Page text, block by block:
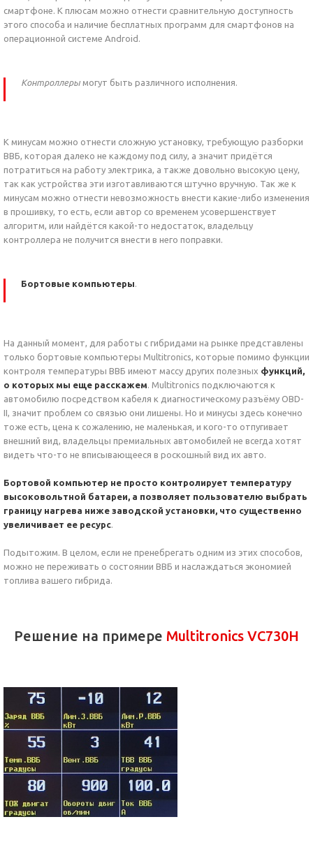
смартфоне. К плюсам можно отнести сравнительную доступность
этого способа и наличие бесплатных программ для смартфонов на
операционной системе Android.
Контроллеры могут быть различного исполнения.
К минусам можно отнести сложную установку, требующую разборки
ВВБ, которая далеко не каждому под силу, а значит придётся
потратиться на работу электрика, а также довольно высокую цену,
так как устройства эти изготавливаются штучно вручную. Так же к
минусам можно отнести невозможность внести какие-либо изменения
в прошивку, то есть, если автор со временем усовершенствует
алгоритм, или найдётся какой-то недостаток, владельцу
контроллера не получится внести в него поправки.
Бортовые компьютеры.
На данный момент, для работы с гибридами на рынке представлены
только бортовые компьютеры Multitronics, которые помимо функции
контроля температуры ВВБ имеют массу других полезных функций,
о которых мы еще расскажем. Multitronics подключаются к
автомобилю посредством кабеля к диагностическому разъёму OBD-
II, значит проблем со связью они лишены. Но и минусы здесь конечно
тоже есть, цена к сожалению, не маленькая, и кого-то отпугивает
внешний вид, владельцы премиальных автомобилей не всегда хотят
видеть что-то не вписывающееся в роскошный вид их авто.
Бортовой компьютер не просто контролирует температуру
высоковольтной батареи, а позволяет пользователю выбрать
границу нагрева ниже заводской установки, что существенно
увеличивает ее ресурс.
Подытожим. В целом, если не пренебрегать одним из этих способов,
можно не переживать о состоянии ВВБ и наслаждаться экономией
топлива вашего гибрида.
Решение на примере Multitronics VC730H